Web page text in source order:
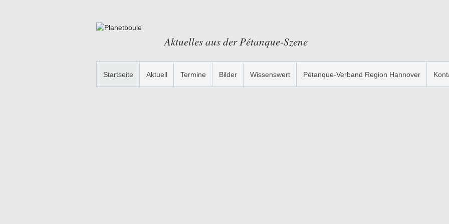
Aktuelles aus der Pétanque-Szene
Startseite Aktuell Termine Bilder Wissenswert Pétanque-Verband Region Hannover